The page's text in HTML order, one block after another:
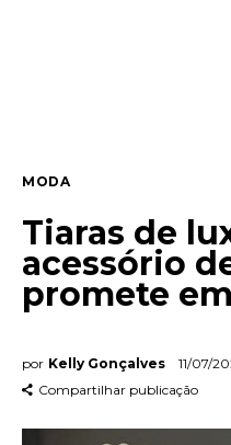
Contato
MODA
Tiaras de
acessório
promete
por Kelly Gonçalves
11/07/
Compartilhar publicação